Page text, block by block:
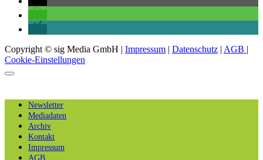
Copyright © sig Media GmbH | Impressum | Datenschutz | AGB |
Cookie-Einstellungen
Newsletter
Mediadaten
Archiv
Kontakt
Impressum
AGB